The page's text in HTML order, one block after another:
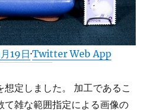
19日·Twitter Web App
定しました。 加工であるこ
て雑な範囲指定による画像の